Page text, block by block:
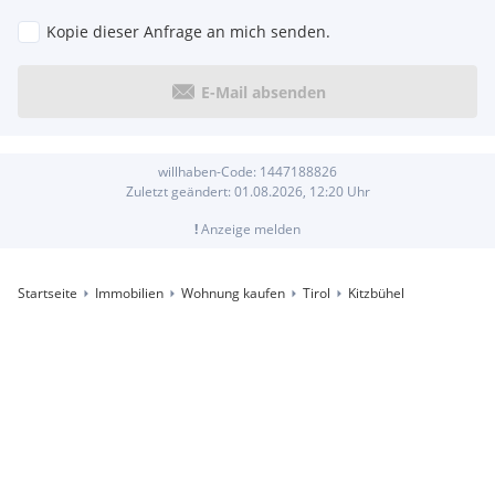
Kopie dieser Anfrage an mich senden.
E-Mail absenden
willhaben-Code: 1447188826
Zuletzt geändert: 01.08.2026, 12:20Uhr
!Anzeige melden
Startseite Immobilien Wohnung kaufen Tirol Kitzbühel